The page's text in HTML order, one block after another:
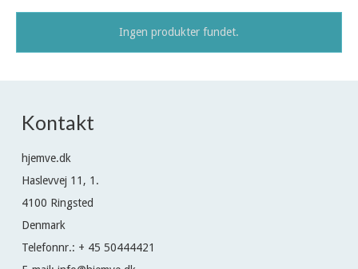
Ingen produkter fundet.
Kontakt
hjemve.dk
Haslevvej 11, 1.
4100 Ringsted
Denmark
Telefonnr.: + 45 50444421